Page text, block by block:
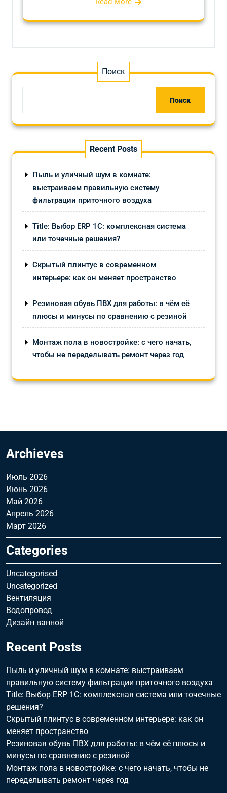
Поиск
Поиск
Recent Posts
Пыль и уличный шум в комнате:
выстраиваем правильную систему
фильтрации приточного воздуха
Title: Выбор ERP 1С: комплексная система
или точечные решения?
Скрытый плинтус в современном
интерьере: как он меняет пространство
Резиновая обувь ПВХ для работы: в чём её
плюсы и минусы по сравнению с резиной
Монтаж пола в новостройке: с чего начать,
чтобы не переделывать ремонт через год
Archieves
Июль 2026
Июнь 2026
Май 2026
Апрель 2026
Март 2026
Categories
Uncategorised
Uncategorized
Вентиляция
Водопровод
Дизайн ванной
Recent Posts
Пыль и уличный шум в комнате: выстраиваем
правильную систему фильтрации приточного воздуха
Title: Выбор ERP 1С: комплексная система или точечные
решения?
Скрытый плинтус в современном интерьере: как он
меняет пространство
Резиновая обувь ПВХ для работы: в чём её плюсы и
минусы по сравнению с резиной
Монтаж пола в новостройке: с чего начать, чтобы не
переделывать ремонт через год